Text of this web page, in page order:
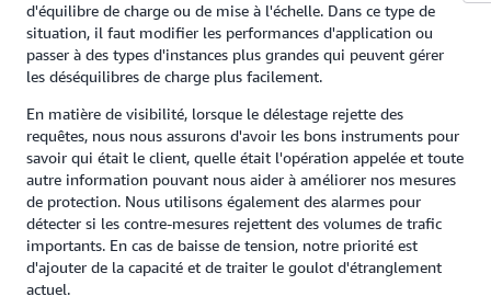
d'équilibre de charge ou de mise à l'échelle. Dans ce type de
situation, il faut modifier les performances d'application ou
passer à des types d'instances plus grandes qui peuvent gérer
les déséquilibres de charge plus facilement.
En matière de visibilité, lorsque le délestage rejette des
requêtes, nous nous assurons d'avoir les bons instruments pour
savoir qui était le client, quelle était l'opération appelée et toute
autre information pouvant nous aider à améliorer nos mesures
de protection. Nous utilisons également des alarmes pour
détecter si les contre-mesures rejettent des volumes de trafic
importants. En cas de baisse de tension, notre priorité est
d'ajouter de la capacité et de traiter le goulot d'étranglement
actuel.